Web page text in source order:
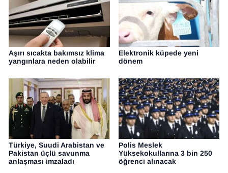
Aşırı sıcakta bakımsız klima
yangınlara neden olabilir
Elektronik küpede yeni
dönem
Türkiye, Suudi Arabistan ve
Pakistan üçlü savunma
anlaşması imzaladı
Polis Meslek
Yüksekokullarına 3 bin 250
öğrenci alınacak